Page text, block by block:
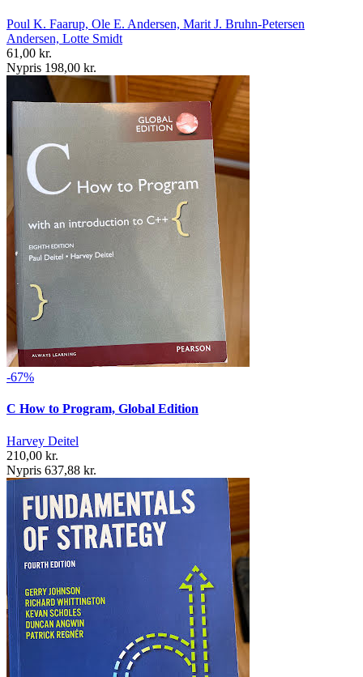
Poul K. Faarup, Ole E. Andersen, Marit J. Bruhn-Petersen
Andersen, Lotte Smidt
61,00 kr.
Nypris 198,00 kr.
-67%
C How to Program, Global Edition
Harvey Deitel
210,00 kr.
Nypris 637,88 kr.